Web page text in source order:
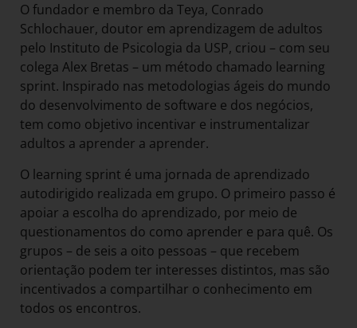
O fundador e membro da Teya, Conrado
Schlochauer, doutor em aprendizagem de adultos
pelo Instituto de Psicologia da USP, criou – com seu
colega Alex Bretas – um método chamado learning
sprint. Inspirado nas metodologias ágeis do mundo
do desenvolvimento de software e dos negócios,
tem como objetivo incentivar e instrumentalizar
adultos a aprender a aprender.
O learning sprint é uma jornada de aprendizado
autodirigido realizada em grupo. O primeiro passo é
apoiar a escolha do aprendizado, por meio de
questionamentos do como aprender e para quê. Os
grupos – de seis a oito pessoas – que recebem
orientação podem ter interesses distintos, mas são
incentivados a compartilhar o conhecimento em
todos os encontros.